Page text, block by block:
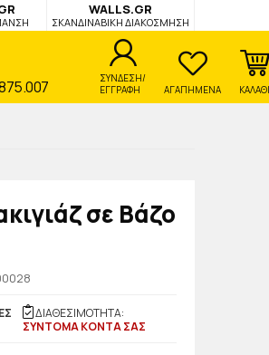
WALLS.GR
ΣΚΑΝΔΙΝΑΒΙΚΗ ΔΙΑΚΟΣΜΗΣΗ
ΣΥΝΔΕΣΗ/
ΕΓΓΡΑΦΗ
ΑΓΑΠΗΜΕΝΑ
σε Βάζο
ΔΙΑΘΕΣΙΜΟΤΗΤΑ:
ΣΥΝΤΟΜΑ ΚΟΝΤΑ ΣΑΣ